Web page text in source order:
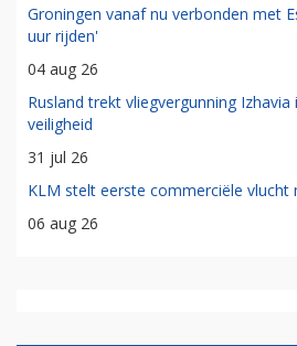
Groningen vanaf nu verbonden met
uur rijden'
04 aug 26
Rusland trekt vliegvergunning
veiligheid
31 jul 26
KLM stelt eerste commerciële vlucht
06 aug 26